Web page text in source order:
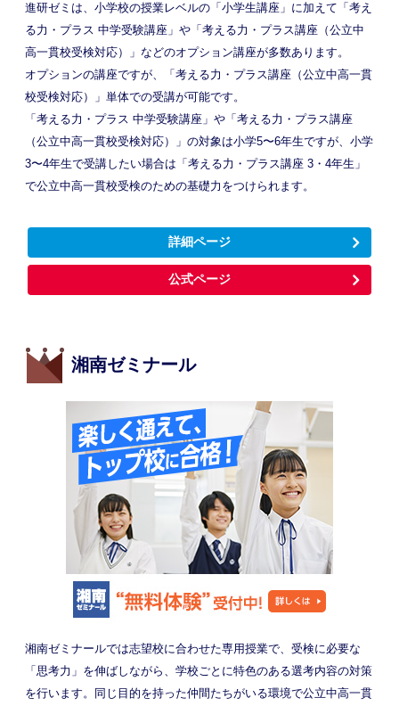
進研ゼミは、小学校の授業レベルの「小学生講座」に加えて「考え
る力・プラス 中学受験講座」や「考える力・プラス講座（公立中
高一貫校受検対応）」などのオプション講座が多数あります。
オプションの講座ですが、「考える力・プラス講座（公立中高一貫
校受検対応）」単体での受講が可能です。
「考える力・プラス 中学受験講座」や「考える力・プラス講座
（公立中高一貫校受検対応）」の対象は小学5〜6年生ですが、小学
3〜4年生で受講したい場合は「考える力・プラス講座 3・4年生」
で公立中高一貫校受検のための基礎力をつけられます。
詳細ページ
公式ページ
湘南ゼミナール
湘南ゼミナールでは志望校に合わせた専用授業で、受検に必要な
「思考力」を伸ばしながら、学校ごとに特色のある選考内容の対策
を行います。同じ目的を持った仲間たちがいる環境で公立中高一貫